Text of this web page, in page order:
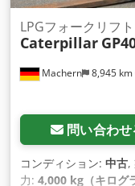
Machern 8,945 km
LPGフォークリフト
Caterpillar
問い合わせ
コンディション: 中古,
力: 4,000 kg（キログ